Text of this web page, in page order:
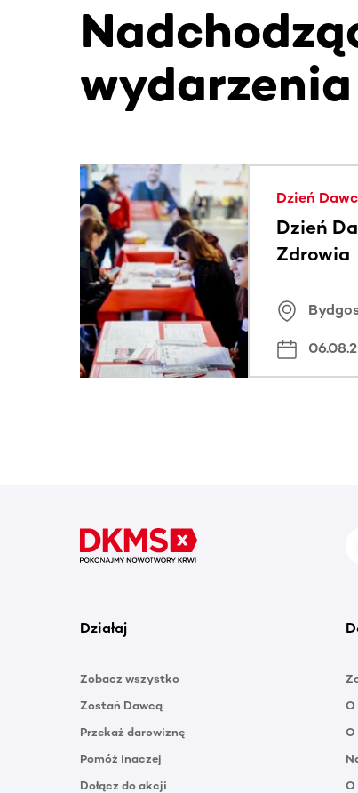
wydarzenia
Ta sekcja zawiera treści przewijane w
Dzień
Dzień
Zdrowia
Działaj
Zobacz wszystko
Zostań Dawcą
Przekaż darowiznę
Pomóż inaczej
Dołącz do akcji
O
O
O